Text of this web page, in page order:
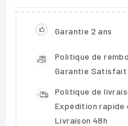
Garantie 2 ans
Politique de
Garantie Satisfait
Politique de
Expédition rapide
Livraison 48h